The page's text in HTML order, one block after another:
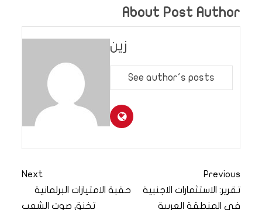
About Post Author
زين
See author's posts
Previous
تقرير: الاستثمارات الاجنبية
في المنطقة العربية
Next
حقبة الامتيازات البرلمانية
تخنق صوت الشعب